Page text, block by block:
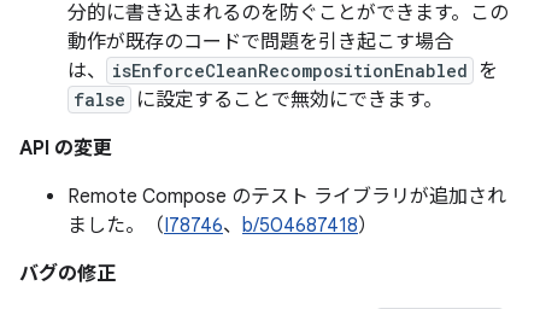
分的に書き込まれるのを防ぐことができます。この
動作が既存のコードで問題を引き起こす場合
は、
isEnforceCleanRecompositionEnabled を
false
に設定することで無効にできます。
API の変更
Remote Compose のテスト ライブラリが追加され
ました。（I78746、 b/504687418）
バグの修正